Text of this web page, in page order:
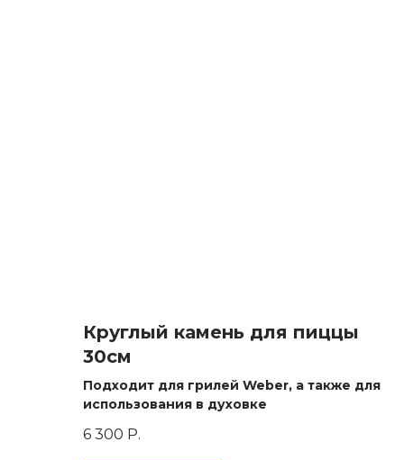
Круглый камень для пиццы
30см
Подходит для грилей Weber, а также для
использования в духовке
6 300 Р.